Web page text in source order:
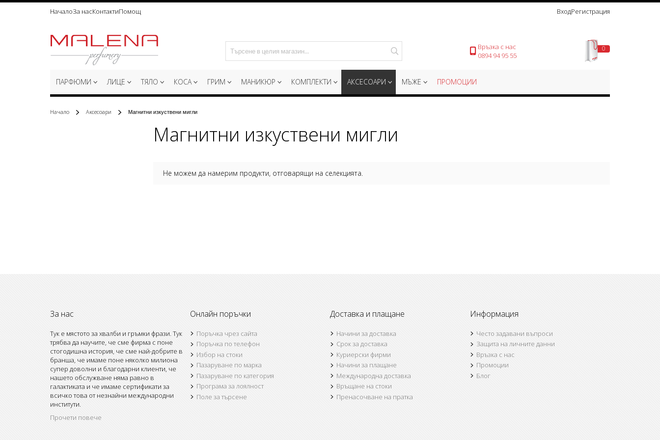
Прескачане
НачалоЗа насКонтактиПомощ ВходРегистрация
Търсене
Връзка с нас
0894 94 95 55
Моята количка
0
ПАРФЮМИ ЛИЦЕ ТЯЛО КОСА ГРИМ МАНИКЮР КОМПЛЕКТИ АКСЕСОАРИ МЪЖЕ ПРОМОЦИИ
Начало Аксесоари Магнитни изкуствени мигли
Магнитни изкуствени мигли
Не можем да намерим продукти, отговарящи на селекцията.
За нас
Тук е мястото за хвалби и гръмки фрази. Тук
трябва да научите, че сме фирма с поне
стогодишна история, че сме най-добрите в
бранша, че имаме поне няколко милиона
супер доволни и благодарни клиенти, че
нашето обслужване няма равно в
галактиката и че имаме сертификати за
всичко това от незнайни международни
институти.
Прочети повече
Онлайн поръчки
Поръчка чрез сайта
Поръчка по телефон
Избор на стоки
Пазаруване по марка
Пазаруване по категория
Програма за лоялност
Поле за търсене
Доставка и плащане
Начини за доставка
Срок за доставка
Куриерски фирми
Начини за плащане
Международна доставка
Връщане на стоки
Пренасочване на пратка
Информация
Често задавани въпроси
Защита на личните данни
Връзка с нас
Промоции
Блог